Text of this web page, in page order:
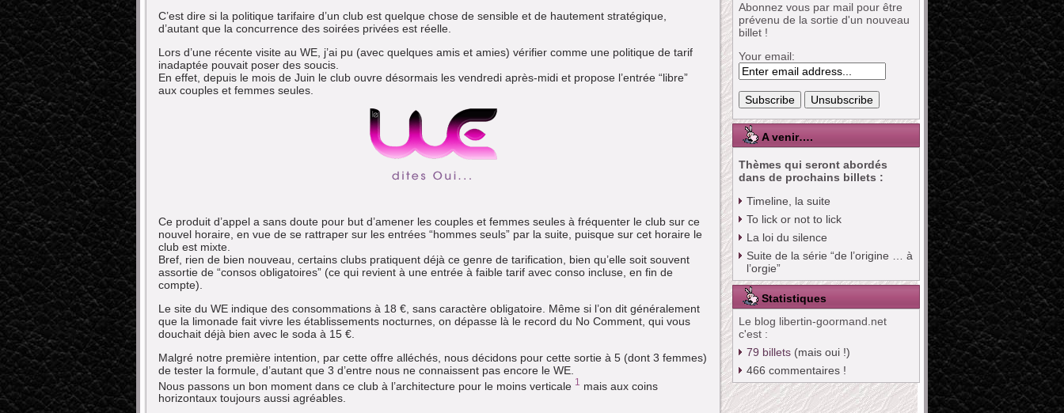
Abonnez vous par mail pour être
prévenu de la sortie d'un nouveau
billet !
Your email:
A venir….
Thèmes qui seront abordés
dans de prochains billets :
Timeline, la suite
To lick or not to lick
La loi du silence
Suite de la série “de l’origine … à
l’orgie”
Statistiques
Le blog libertin-goormand.net
c'est :
79 billets (mais oui !)
466 commentaires !
C’est dire si la politique tarifaire d’un club est quelque chose de sensible et de hautement stratégique,
d’autant que la concurrence des soirées privées est réelle.
Lors d’une récente visite au WE, j’ai pu (avec quelques amis et amies) vérifier comme une politique de tarif
inadaptée pouvait poser des soucis.
En effet, depuis le mois de Juin le club ouvre désormais les vendredi après-midi et propose l’entrée “libre”
aux couples et femmes seules.
Ce produit d’appel a sans doute pour but d’amener les couples et femmes seules à fréquenter le club sur ce
nouvel horaire, en vue de se rattraper sur les entrées “hommes seuls” par la suite, puisque sur cet horaire le
club est mixte.
Bref, rien de bien nouveau, certains clubs pratiquent déjà ce genre de tarification, bien qu’elle soit souvent
assortie de “consos obligatoires” (ce qui revient à une entrée à faible tarif avec conso incluse, en fin de
compte).
Le site du WE indique des consommations à 18 €, sans caractère obligatoire. Même si l’on dit généralement
que la limonade fait vivre les établissements nocturnes, on dépasse là le record du No Comment, qui vous
douchait déjà bien avec le soda à 15 €.
Malgré notre première intention, par cette offre alléchés, nous décidons pour cette sortie à 5 (dont 3 femmes)
de tester la formule, d’autant que 3 d’entre nous ne connaissent pas encore le WE.
Nous passons un bon moment dans ce club à l’architecture pour le moins verticale 1
mais aux coins
horizontaux toujours aussi agréables.